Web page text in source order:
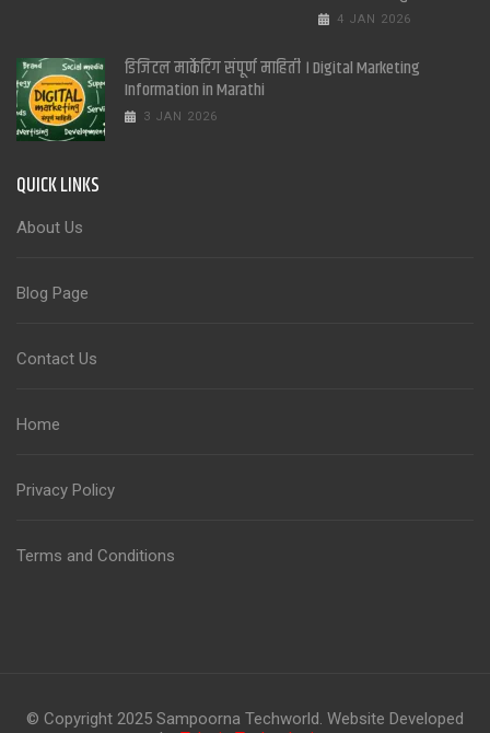
4 JAN 2026
डिजिटल मार्केटिंग संपूर्ण माहिती । Digital Marketing
Information in Marathi
3 JAN 2026
QUICK LINKS
About Us
Blog Page
Contact Us
Home
Privacy Policy
Terms and Conditions
© Copyright 2025 Sampoorna Techworld. Website Developed